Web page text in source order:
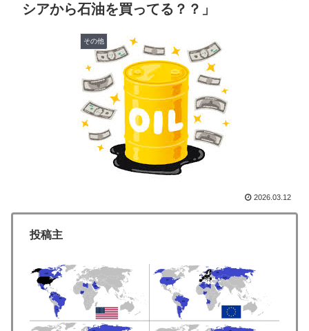
ヨーロッパ全土から不満の声
英国人「ようこそ」冨安健洋、クリスタルパレス加入が
決定的に！メディカル検査をパス！現地サポが歓迎！ア
ーセナルファンも祝福！【海外の反応】
英国人「ようこそ」冨安健洋、クリスタルパレス加入が
決定的に！メディカル検査をパス！現地サポが歓迎！ア
ーセナルファンも祝福！【海外の反応】
海外「蘇生した母親は翌日には母乳をあげていた。で、
▶
外国人「お前ら日本のアルフォートというチョコレート
▶ 英国人「ようこそ」冨安健洋、クリスタルパレス加入が
決定的に！メディカル検査をパス！現地サポが歓迎！ア
ーセナルファンも祝福！【海外の反応】
▶ 韓国人「悲報：日本と韓国の立場が完全に逆転してしま
シアから石油を買ってる？？」
その他
2026.03.12
投稿主